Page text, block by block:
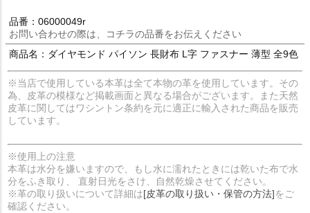
品番：06000049r
お問い合わせの際は、コチラの品番をお伝えください
商品名：ダイヤモンド パイソン 長財布 L字 ファスナー 薄型 全9色
※当店で使用している本革は全て本物の革を使用しています。その
為、皮革の模様など掲載画面と異なる場合がございます。また天然
皮革に関してはワシントン条約を元に適正に輸入された商品を販売
しています。
※使用上の注意
本革は水分を嫌いますので、もし水に濡れたときには乾いた布で水
分をふき取り、 直射日光をさけ、自然乾燥させてください。
※革の取り扱いについて詳細は[皮革の取り扱い・保管の方法]をご
確認ください。